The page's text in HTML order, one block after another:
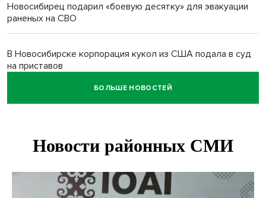
Новосибирец подарил «боевую десятку» для эвакуации
раненых на СВО
В Новосибирске корпорация кукол из США подала в суд
на приставов
БОЛЬШЕ НОВОСТЕЙ